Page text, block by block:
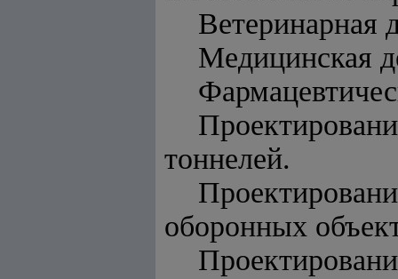
Ветеринарная
Медицинская
тоннелей.
оборонных